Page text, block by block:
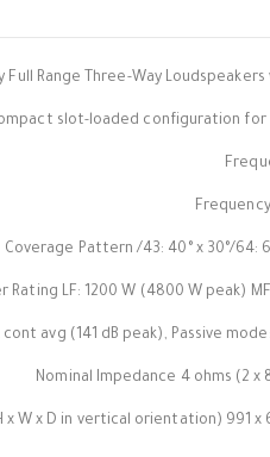
Full Range Three-Way
slot-loaded configuration
Coverage Pattern /43: 40° x 30°/64:
Rating LF: 1200 W (4800 W peak)
avg (141 dB peak), Passive
Nominal Impedance 4 ohms (2
x W x D in vertical orientation) 991 x